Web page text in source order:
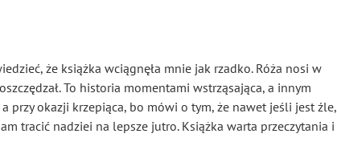
że książka wciągnęła mnie jak rzadko. Róża nosi w
To historia momentami wstrząsająca, a innym
przy okazji krzepiąca, bo mówi o tym, że nawet jeśli jest źle,
tracić nadziei na lepsze jutro. Książka warta przeczytania i